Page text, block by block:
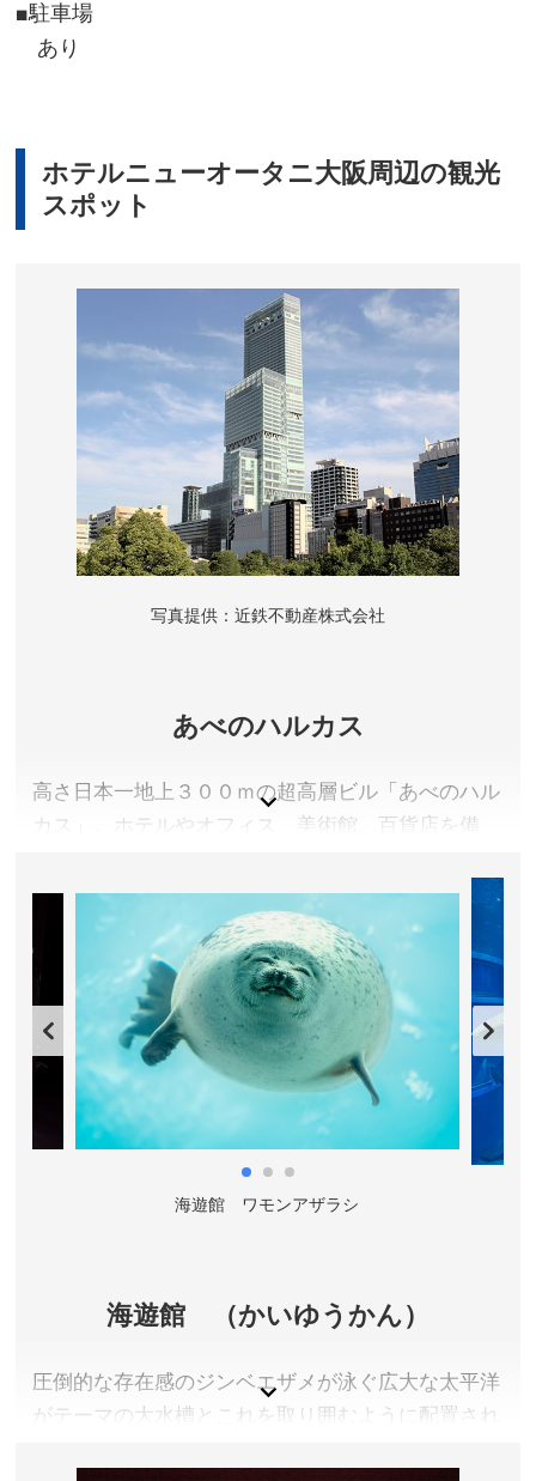
■駐車場
あり
ホテルニューオータニ大阪周辺の観光
スポット
写真提供：近鉄不動産株式会社
あべのハルカス
高さ日本一地上３００ｍの超高層ビル「あべのハル
カス」。ホテルやオフィス、美術館、百貨店を備
大阪のランドマークとなっています。最上層の「ハ
ルカス３００（展望台）」からは気候条件が良けれ
ば眼下に広がる大阪の街をはじめ、京都から六甲山
系、明石海峡大橋から淡路島、生駒山系、 関西空
港など、広大な景色を一望できます。
大阪府大阪市阿倍野区
料金／詳しくは公式サイトをご確認ください。
営業時間／詳しくは公式サイトをご確認ください。
アクセス／詳しくは公式サイトをご確認ください。
所在地／大阪市阿倍野区阿倍野筋1-1-43
海遊館 ワモンアザラシ
海遊館 （かいゆうかん）
圧倒的な存在感のジンベエザメが泳ぐ広大な太平洋
がテーマの大水槽とこれを取り囲むように配置され